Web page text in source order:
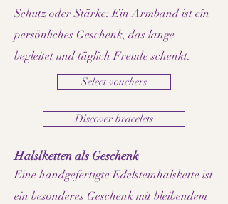
Schutz oder Stärke: Ein Armband ist ein
persönliches Geschenk, das lange
begleitet und täglich Freude schenkt.
Select vouchers
Discover bracelets
Halslketten als Geschenk
Eine handgefertigte Edelsteinhalskette ist
ein besonderes Geschenk mit bleibendem